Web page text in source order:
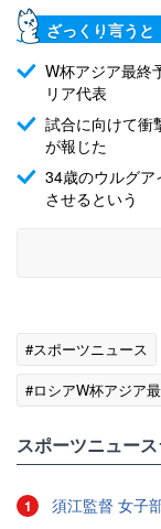
ざっくり言うと
W杯アジア最終
リア代表
試合に向けて衝
が報じた
34歳のウルグア
させるという
#スポーツニュース
#ロシアW杯アジア
スポーツニュー
1 須江監督 女子